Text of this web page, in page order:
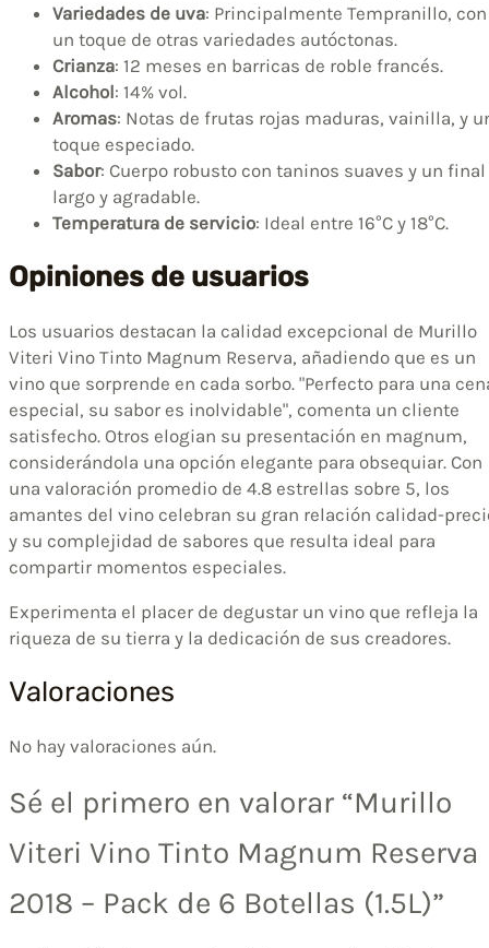
Variedades de uva: Principalmente Tempranillo, con
un toque de otras variedades autóctonas.
Crianza: 12 meses en barricas de roble francés.
Alcohol: 14% vol.
Aromas: Notas de frutas rojas maduras, vainilla, y
toque especiado.
Sabor: Cuerpo robusto con taninos suaves y un final
largo y agradable.
Temperatura de servicio: Ideal entre 16°C y 18°C.
Opiniones de usuarios
Los usuarios destacan la calidad excepcional de Murillo
Viteri Vino Tinto Magnum Reserva, añadiendo que es un
vino que sorprende en cada sorbo. "Perfecto para una
especial, su sabor es inolvidable", comenta un cliente
satisfecho. Otros elogian su presentación en magnum,
considerándola una opción elegante para obsequiar. Con
una valoración promedio de 4.8 estrellas sobre 5, los
amantes del vino celebran su gran relación calidad-
y su complejidad de sabores que resulta ideal para
compartir momentos especiales.
Experimenta el placer de degustar un vino que refleja la
riqueza de su tierra y la dedicación de sus creadores.
Valoraciones
No hay valoraciones aún.
Sé el primero en valorar “Murillo
Viteri Vino Tinto Magnum Reserva
2018 – Pack de 6 Botellas (1.5L)”